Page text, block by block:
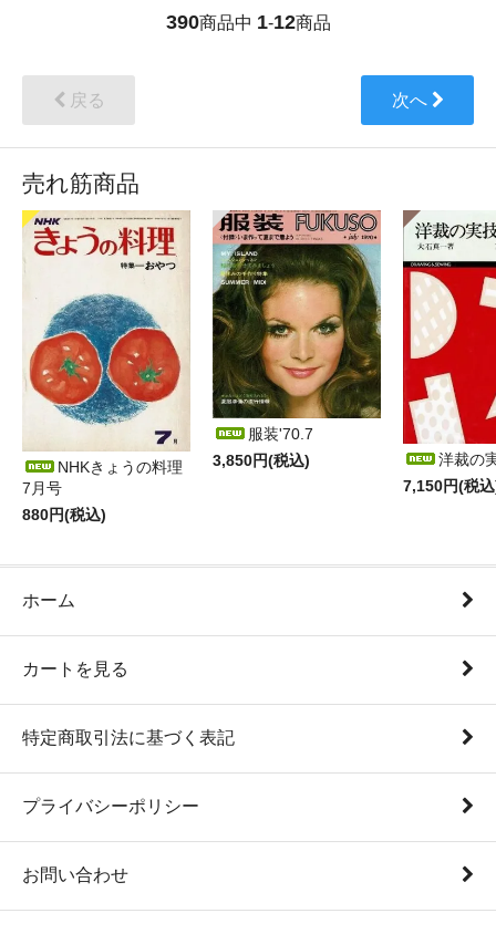
390商品中 1-12商品
戻る 次へ
売れ筋商品
NHKきょうの料理
7月号
880円(税込)
服装'70.7
3,850円(税込)
洋裁の
7,150円(税
ホーム
カートを見る
特定商取引法に基づく表記
プライバシーポリシー
お問い合わせ